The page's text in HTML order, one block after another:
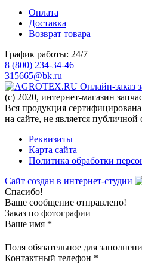
Оплата
Доставка
Возврат товара
График работы: 24/7
8 (800) 234-34-46
315665@bk.ru
Онлайн-заказ
(c) 2020, интернет-магазин
Вся продукция
на сайте, не является публичной
Реквизиты
Карта сайта
Политика обработки
Сайт создан в интернет-студии
Спасибо!
Ваше сообщение отправлено!
Заказ по фотографии
Ваше имя *
Поля обязательное для
Контактный телефон *